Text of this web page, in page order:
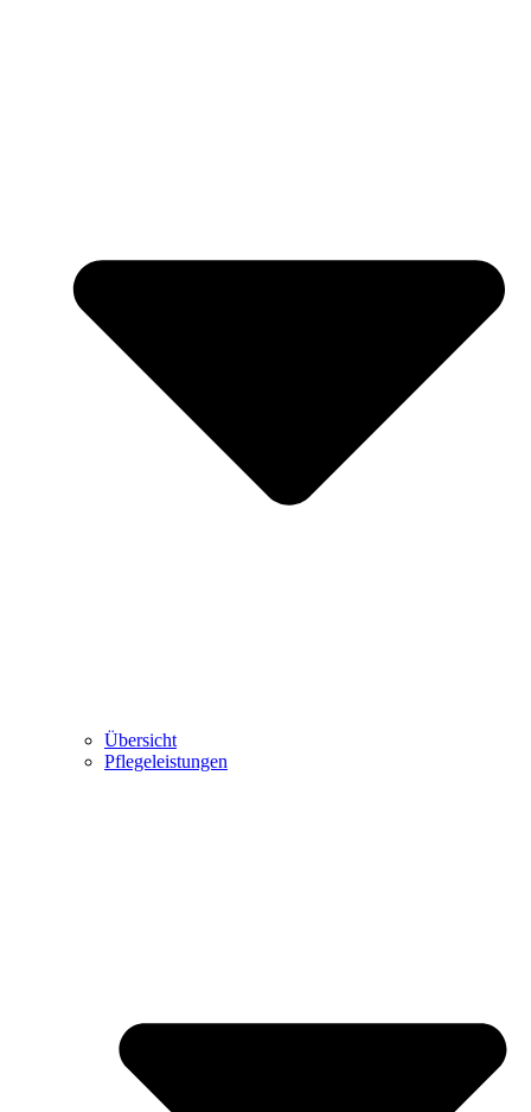
Übersicht
Pflegeleistungen